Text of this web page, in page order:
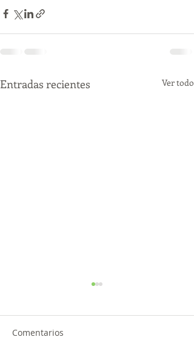
Entradas recientes Ver todo
Comentarios